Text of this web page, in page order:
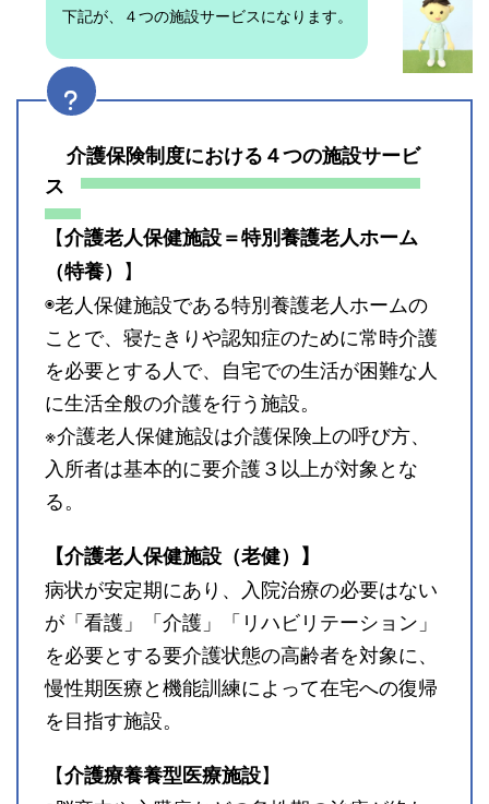
下記が、４つの施設サービスになります。
介護保険制度における４つの施設サービ
ス
【介護老人保健施設＝特別養護老人ホーム
（特養） 】
◉老人保健施設である特別養護老人ホームの
ことで、寝たきりや認知症のために常時介護
を必要とする人で、自宅での生活が困難な人
に生活全般の介護を行う施設。
※介護老人保健施設は介護保険上の呼び方、
入所者は基本的に要介護３以上が対象とな
る。
【介護老人保健施設（老健）】
病状が安定期にあり、入院治療の必要はない
が「看護」「介護」「リハビリテーション」
を必要とする要介護状態の高齢者を対象に、
慢性期医療と機能訓練によって在宅への復帰
を目指す施設。
【介護療養養型医療施設】